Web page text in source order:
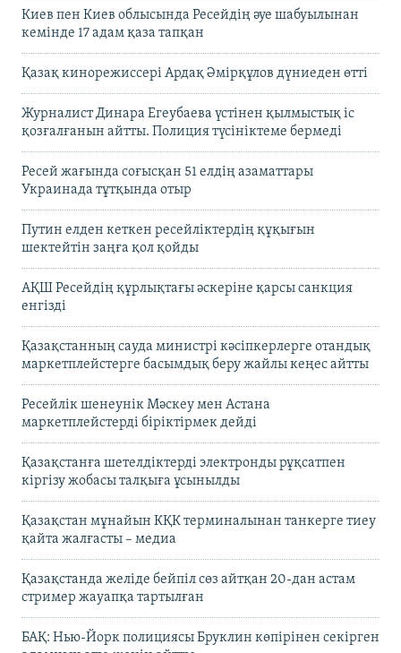
Киев пен Киев облысында Ресейдің әуе шабуылынан
кемінде 17 адам қаза тапқан
Қазақ кинорежиссері Ардақ Әмірқұлов дүниеден өтті
Журналист Динара Егеубаева үстінен қылмыстық іс
қозғалғанын айтты. Полиция түсініктеме бермеді
Ресей жағында соғысқан 51 елдің азаматтары
Украинада тұтқында отыр
Путин елден кеткен ресейліктердің құқығын
шектейтін заңға қол қойды
АҚШ Ресейдің құрлықтағы әскеріне қарсы санкция
енгізді
Қазақстанның сауда министрі кәсіпкерлерге отандық
маркетплейстерге басымдық беру жайлы кеңес айтты
Ресейлік шенеунік Мәскеу мен Астана
маркетплейстерді біріктірмек дейді
Қазақстанға шетелдіктерді электронды рұқсатпен
кіргізу жобасы талқыға ұсынылды
Қазақстан мұнайын КҚК терминалынан танкерге тиеу
қайта жалғасты – медиа
Қазақстанда желіде бейпіл сөз айтқан 20-дан астам
стример жауапқа тартылған
БАҚ: Нью-Йорк полициясы Бруклин көпірінен секірген